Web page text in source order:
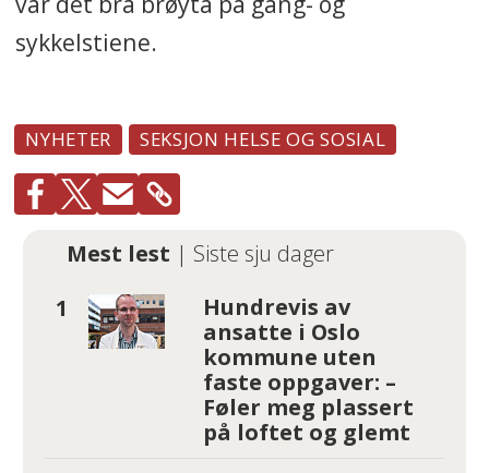
sykkelstiene.
NYHETER SEKSJON HELSE OG SOSIAL
Mest lest | Siste sju dager
Hundrevis av
ansatte i Oslo
kommune uten
faste oppgaver: –
Føler meg plassert
på loftet og glemt